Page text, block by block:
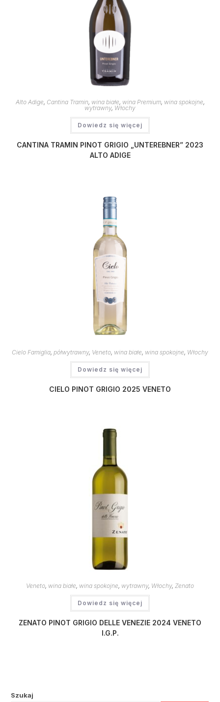
Alto Adige, Cantina Tramin, wina białe, wina Premium, wina spokojne,
wytrawny, Włochy
Dowiedz się więcej
CANTINA TRAMIN PINOT GRIGIO „UNTEREBNER” 2023
ALTO ADIGE
Cielo Famiglia, półwytrawny, Veneto, wina białe, wina spokojne, Włochy
Dowiedz się więcej
CIELO PINOT GRIGIO 2025 VENETO
Veneto, wina białe, wina spokojne, wytrawny, Włochy, Zenato
Dowiedz się więcej
ZENATO PINOT GRIGIO DELLE VENEZIE 2024 VENETO
I.G.P.
Szukaj